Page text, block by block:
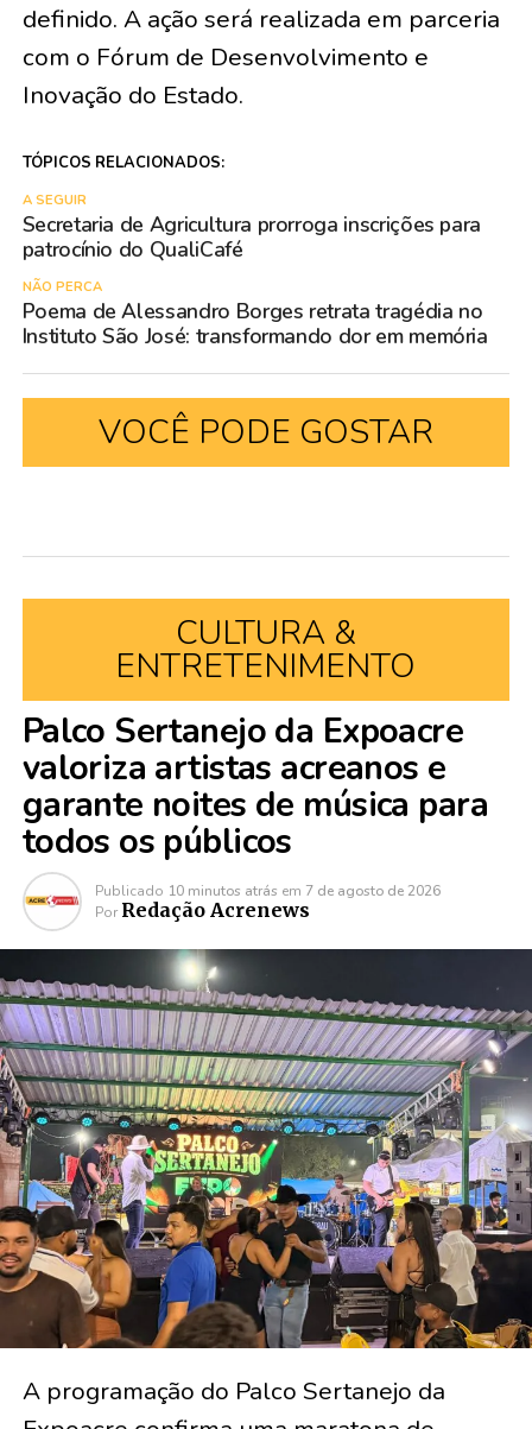
definido. A ação será realizada em parceria
com o Fórum de Desenvolvimento e
Inovação do Estado.
TÓPICOS RELACIONADOS:
A SEGUIR
Secretaria de Agricultura prorroga inscrições para
patrocínio do QualiCafé
NÃO PERCA
Poema de Alessandro Borges retrata tragédia no
Instituto São José: transformando dor em memória
VOCÊ PODE GOSTAR
CULTURA &
ENTRETENIMENTO
Palco Sertanejo da Expoacre
valoriza artistas acreanos e
garante noites de música para
todos os públicos
Publicado 10 minutos atrás em 7 de agosto de 2026
Por Redação Acrenews
A programação do Palco Sertanejo da